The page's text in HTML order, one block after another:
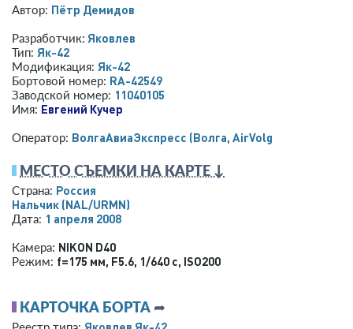
Автор: Пётр Демидов
Разработчик: Яковлев
Тип: Як-42
Модификация: Як-42
Бортовой номер: RA-42549
Заводской номер: 11040105
Имя: Евгений Кучер
Оператор: ВолгаАвиаЭкспресс (Волга, AirVolga)
МЕСТО СЪЕМКИ НА КАРТЕ ↓
Страна: Россия
Нальчик (NAL/URMN)
Дата: 1 апреля 2008
Камера: NIKON D40
Режим: f=175 мм, F5.6, 1/640 с, ISO200
КАРТОЧКА БОРТА ➦